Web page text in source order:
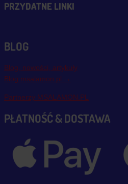
PRZYDATNE LINKI
BLOG
Blog, nowości, artykuły
Blog msalamon.pl →
Partnerzy MSALAMON.PL
PŁATNOŚĆ & DOSTAWA